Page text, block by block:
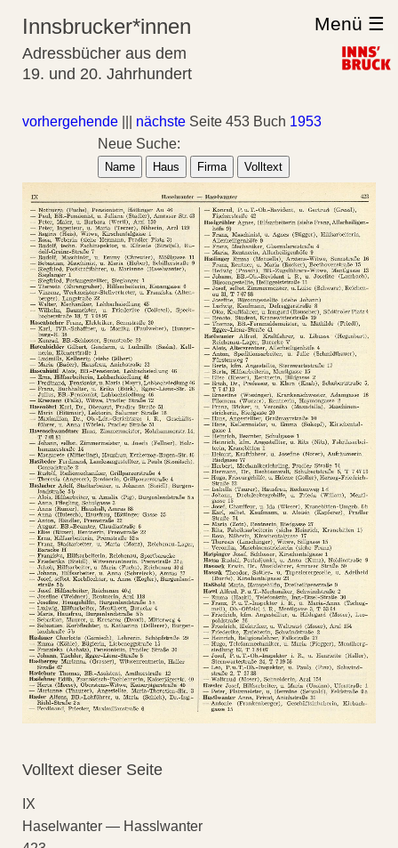
Innsbrucker*innen
Adressbücher aus dem
19. und 20. Jahrhundert
Menü ☰
vorhergehende nächste Seite 453 Buch 1953
Neue Suche:
Name Haus Firma Volltext
Volltext dieser Seite
IX
Haselwanter — Hasslwanter